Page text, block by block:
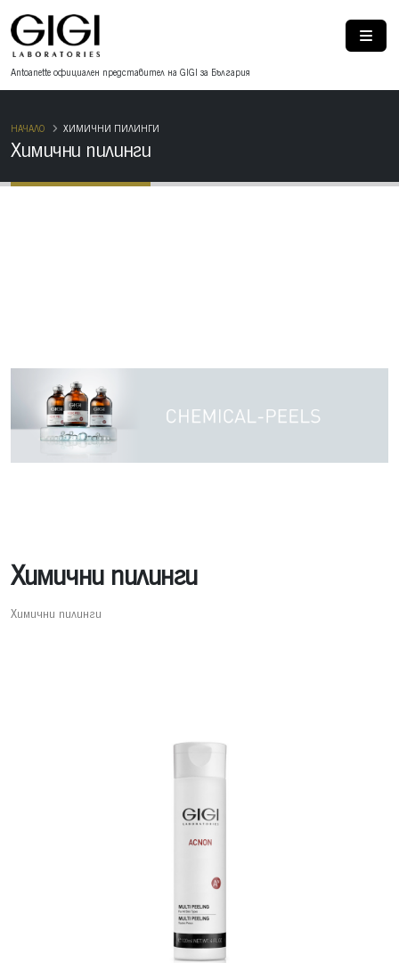
Antoanette oфициален представител на GIGI за България
Химични пилинги
НАЧАЛО ХИМИЧНИ ПИЛИНГИ
Химични пилинги
Химични пилинги